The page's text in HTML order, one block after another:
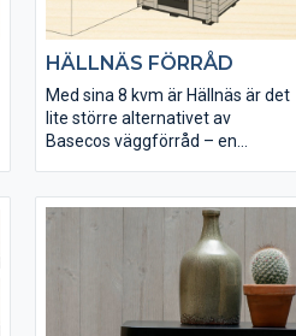
HÄLLNÄS FÖRRÅD
Med sina 8 kvm är Hällnäs är det
lite större alternativet av
Basecos väggförråd – en
förvaring. Förrådet kan även
monteras fristående.